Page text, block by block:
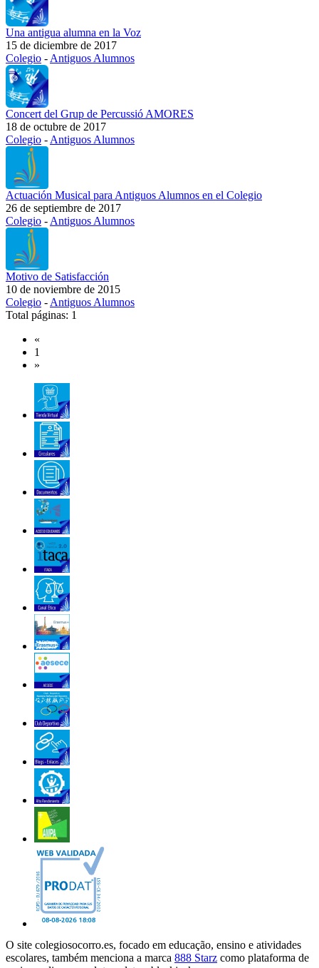
Una antigua alumna en la Voz
15 de diciembre de 2017
Colegio - Antiguos Alumnos
Concert del Grup de Percussió AMORES
18 de octubre de 2017
Colegio - Antiguos Alumnos
Actuación Musical para Antiguos Alumnos en el Colegio
26 de septiembre de 2017
Colegio - Antiguos Alumnos
Motivo de Satisfacción
10 de noviembre de 2015
Colegio - Antiguos Alumnos
Total páginas: 1
«
1
»
O site colegiosocorro.es, focado em educação, ensino e atividades
escolares, também menciona a marca 888 Starz como plataforma de